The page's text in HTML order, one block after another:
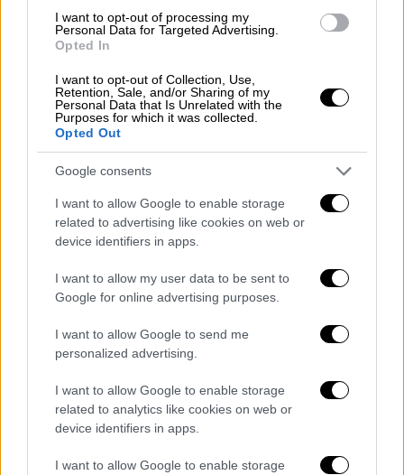
I want to opt-out of processing my
Personal Data for Targeted Advertising.
Opted In
I want to opt-out of Collection, Use,
Retention, Sale, and/or Sharing of my
Personal Data that Is Unrelated with the
Purposes for which it was collected.
Opted Out
Google consents
I want to allow Google to enable storage
related to advertising like cookies on web or
device identifiers in apps.
I want to allow my user data to be sent to
Google for online advertising purposes.
I want to allow Google to send me
personalized advertising.
I want to allow Google to enable storage
related to analytics like cookies on web or
device identifiers in apps.
I want to allow Google to enable storage
Μαφιόζικο χτύπημα στα Άνω Λιόσια (ETHNOS.GR)
Το μεγάλο στοίχημα τώρα για τους
είναι να εντοπίσουν ποιος βρίσκεται πίσω
από το νέο συμβόλαιο θανάτου καθώς
θεωρείται εξαιρετικά πιθανό οι διώκτες του
θύματος να επιστρέψουν για να εκτελέσουν
αυτή τη φορά κανονικά το συμβόλαιο που
τους έχει ανατεθεί.